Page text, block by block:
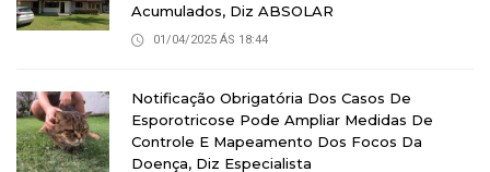
Acumulados, Diz ABSOLAR
01/04/2025 ÁS 18:44
Notificação Obrigatória Dos Casos De
Esporotricose Pode Ampliar Medidas De
Controle E Mapeamento Dos Focos Da
Doença, Diz Especialista